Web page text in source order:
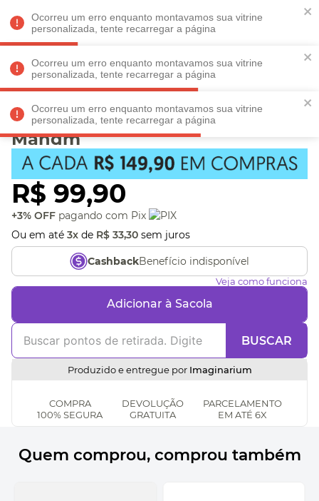
Ocorreu um erro enquanto montavamos sua vitrine
personalizada, tente recarregar a página
Ocorreu um erro enquanto montavamos sua vitrine
personalizada, tente recarregar a página
Ocorreu um erro enquanto montavamos sua vitrine
personalizada, tente recarregar a página
Faltam REGULAMENTO
Veja produtos perto de você! Informe seu CEP
Cordinha Mescla Rosa
Mandm
R$ 99,90
+3% OFF pagando com Pix
Ou em até 3x de R$ 33,30 sem juros
CashbackBenefício indisponível
Veja como funciona
Adicionar à Sacola
BUSCAR
Produzido e entregue por Imaginarium
COMPRA
100% SEGURA
DEVOLUÇÃO
GRATUITA
PARCELAMENTO
EM ATÉ 6X
Quem comprou, comprou também